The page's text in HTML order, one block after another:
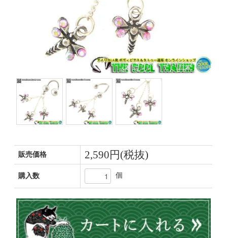
販売価格 2,590円(税抜)
購入数 個